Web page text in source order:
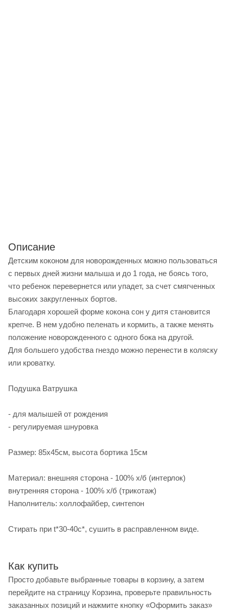
Описание
Детским коконом для новорожденных можно пользоваться
с первых дней жизни малыша и до 1 года, не боясь того,
что ребенок перевернется или упадет, за счет смягченных
высоких закругленных бортов.
Благодаря хорошей форме кокона сон у дитя становится
крепче. В нем удобно пеленать и кормить, а также менять
положение новорожденного с одного бока на другой.
Для большего удобства гнездо можно перенести в коляску
или кроватку.
Подушка Ватрушка
- для малышей от рождения
- регулируемая шнуровка
Размер: 85х45см, высота бортика 15см
Материал: внешняя сторона - 100% х/б (интерлок)
внутренняя сторона - 100% х/б (трикотаж)
Наполнитель: холлофайбер, синтепон
Стирать при t*30-40с*, сушить в расправленном виде.
Как купить
Просто добавьте выбранные товары в корзину, а затем
перейдите на страницу Корзина, проверьте правильность
заказанных позиций и нажмите кнопку «Оформить заказ»